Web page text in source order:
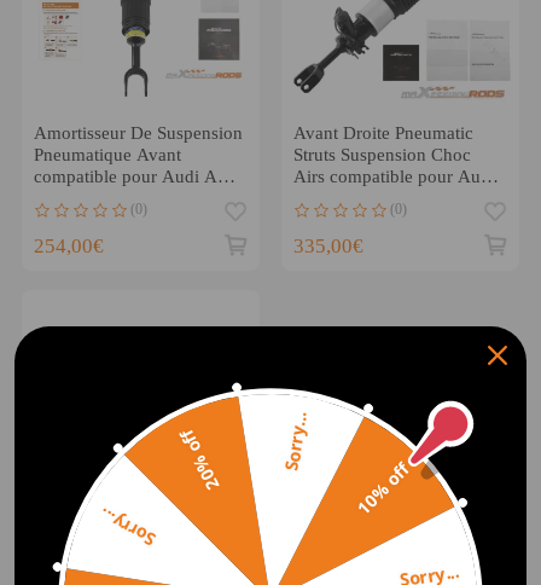
Amortisseur De Suspension
Pneumatique Avant
compatible pour Audi A8
(0)
254,00€
Avant Droite Pneumatic
Struts Suspension Choc
Airs compatible pour Audi
(0)
335,00€
Avant Damortisseur De
Suspension Dair
10% off
Sorry...
Sorry...
20% off Sorry...